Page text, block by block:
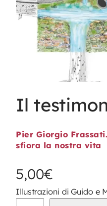
Il
Pier Giorgio
sfiora la nostra vita
5,00€
Illustrazioni di Guido e